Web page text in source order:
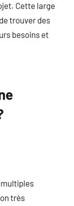
Cette large
trouver des
besoins et
très